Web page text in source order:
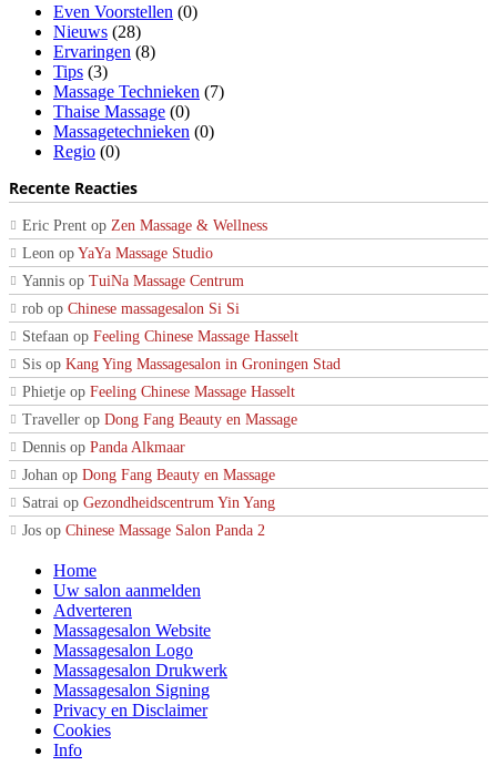
Even Voorstellen (0)
Nieuws (28)
Ervaringen (8)
Tips (3)
Massage Technieken (7)
Thaise Massage (0)
Massagetechnieken (0)
Regio (0)
Recente Reacties
Eric Prent op Zen Massage & Wellness
Leon op YaYa Massage Studio
Yannis op TuiNa Massage Centrum
rob op Chinese massagesalon Si Si
Stefaan op Feeling Chinese Massage Hasselt
Sis op Kang Ying Massagesalon in Groningen Stad
Phietje op Feeling Chinese Massage Hasselt
Traveller op Dong Fang Beauty en Massage
Dennis op Panda Alkmaar
Johan op Dong Fang Beauty en Massage
Satrai op Gezondheidscentrum Yin Yang
Jos op Chinese Massage Salon Panda 2
Home
Uw salon aanmelden
Adverteren
Massagesalon Website
Massagesalon Logo
Massagesalon Drukwerk
Massagesalon Signing
Privacy en Disclaimer
Cookies
Info